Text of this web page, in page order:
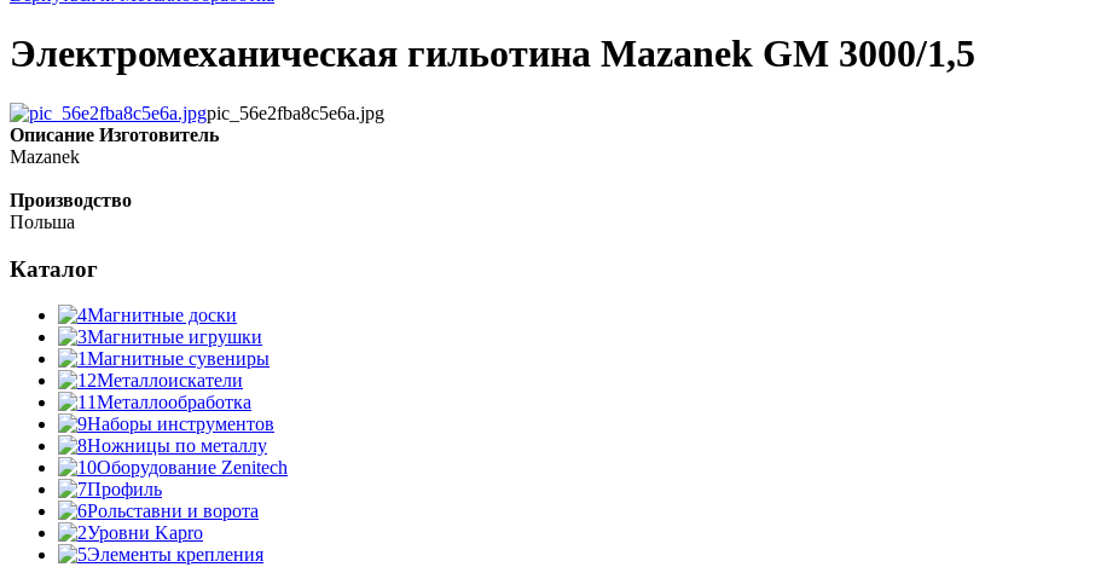
Электромеханическая гильотина Mazanek GM 3000/1,5
pic_56e2fba8c5e6a.jpg
Описание Изготовитель
Mazanek
Производство
Польша
Каталог
Магнитные доски
Магнитные игрушки
Магнитные сувениры
Металлоискатели
Металлообработка
Наборы инструментов
Ножницы по металлу
Оборудование Zenitech
Профиль
Рольставни и ворота
Уровни Kapro
Элементы крепления